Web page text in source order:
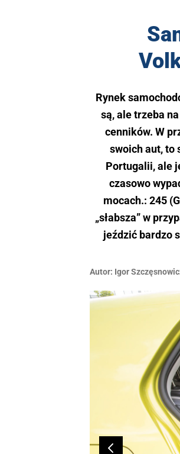
Rynek
są, ale trzeba
cenników. W
swoich aut, to
Portugalii, ale
czasowo
mocach.: 245
„słabsza” w
jeździć bardzo
Autor: Igor